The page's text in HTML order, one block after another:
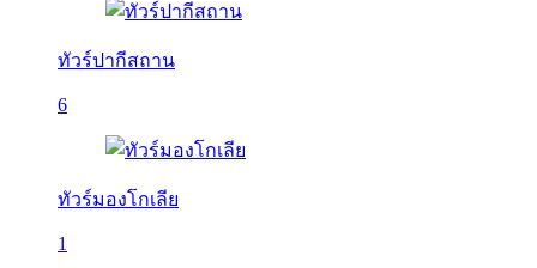
ทัวร์ปากีสถาน
6
ทัวร์มองโกเลีย
1